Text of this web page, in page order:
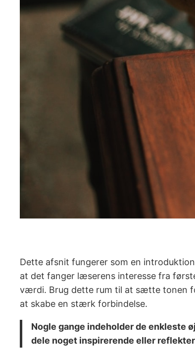
Dette afsnit fungerer som en
at det fanger læserens interesse fra
værdi. Brug dette rum til at sætte tonen
at skabe en stærk forbindelse.
Nogle gange indeholder de enkleste
dele noget inspirerende eller